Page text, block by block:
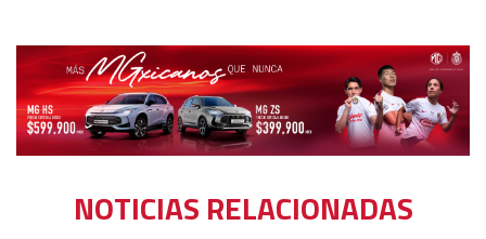
NOTICIAS RELACIONADAS